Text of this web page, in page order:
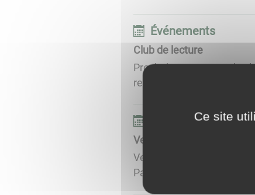
Événements
Club de lecture
Prochaine rencontre du
rentrée du club de
Événements
Vernissage de l'exposition
Vernissage de
Patrimoine Oral de
Ce site